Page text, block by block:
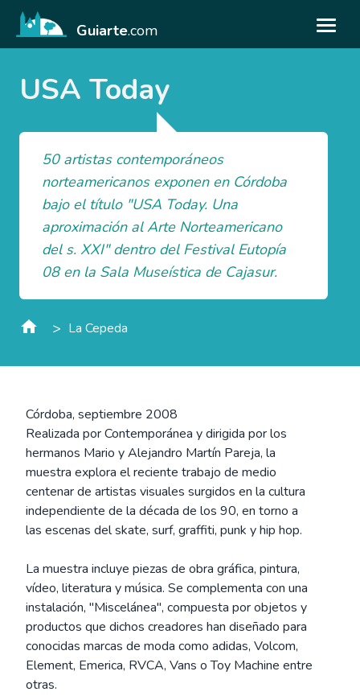
Guiarte.com
USA Today
50 artistas contemporáneos
norteamericanos exponen en Córdoba
bajo el título "USA Today. Una
aproximación al Arte Norteamericano
del s. XXI" dentro del Festival Eutopía
08 en la Sala Museística de Cajasur.
> La Cepeda
Córdoba, septiembre 2008
Realizada por Contemporánea y dirigida por los
hermanos Mario y Alejandro Martín Pareja, la
muestra explora el reciente trabajo de medio
centenar de artistas visuales surgidos en la cultura
independiente de la década de los 90, en torno a
las escenas del skate, surf, graffiti, punk y hip hop.
La muestra incluye piezas de obra gráfica, pintura,
vídeo, literatura y música. Se complementa con una
instalación, "Miscelánea", compuesta por objetos y
productos que dichos creadores han diseñado para
conocidas marcas de moda como adidas, Volcom,
Element, Emerica, RVCA, Vans o Toy Machine entre
otras.